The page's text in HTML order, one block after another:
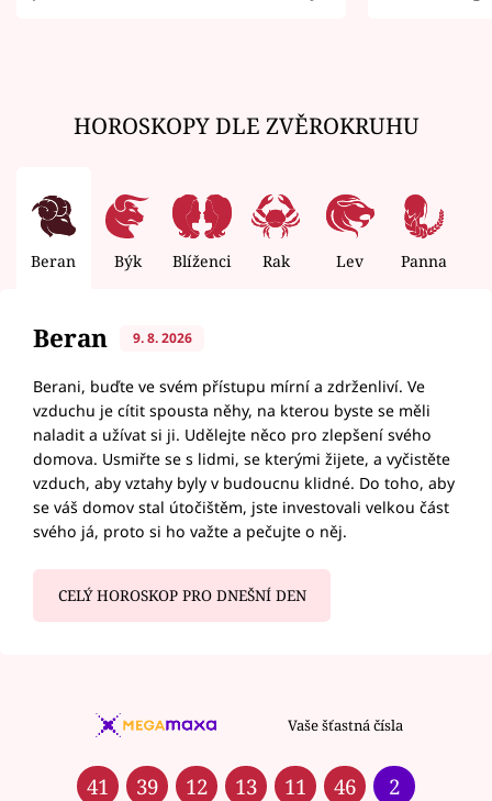
HOROSKOPY DLE ZVĚROKRUHU
Beran Býk Blíženci Rak Lev Panna
Beran 9. 8. 2026
Berani, buďte ve svém přístupu mírní a zdrženliví. Ve
vzduchu je cítit spousta něhy, na kterou byste se měli
naladit a užívat si ji. Udělejte něco pro zlepšení svého
domova. Usmiřte se s lidmi, se kterými žijete, a vyčistěte
vzduch, aby vztahy byly v budoucnu klidné. Do toho, aby
se váš domov stal útočištěm, jste investovali velkou část
svého já, proto si ho važte a pečujte o něj.
CELÝ HOROSKOP PRO DNEŠNÍ DEN
Vaše šťastná čísla
41 39 12 13 11 46 2